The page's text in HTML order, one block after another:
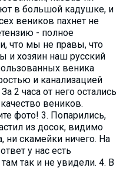
в большой кадушке, и
веников пахнет не
- полное
что мы не правы, что
и хозяин наш русский
веника
и канализацией
2 часа от него остались
веников.
фото! 3. Попарились,
из досок, видимо
ни скамейки ничего. На
у нас есть
так и не увидели. 4. В